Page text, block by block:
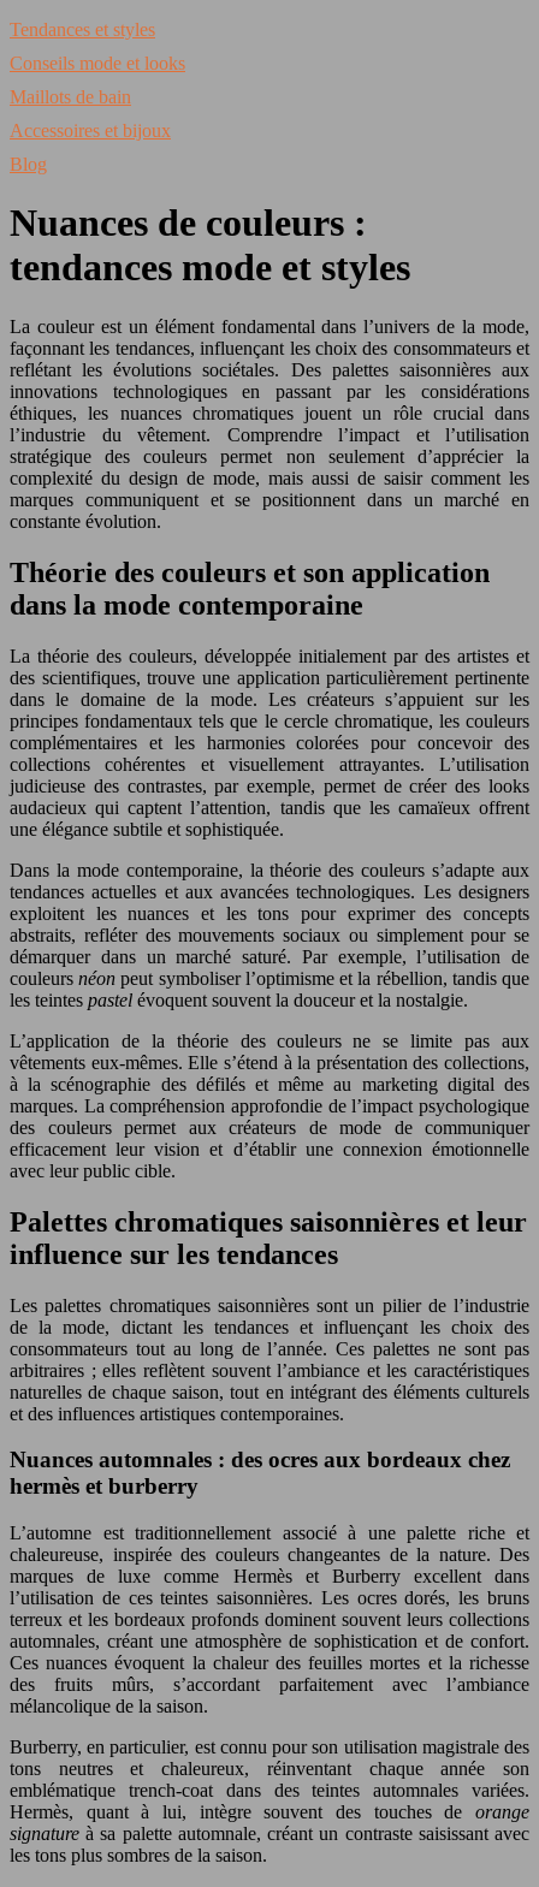
Tendances et styles
Conseils mode et looks
Maillots de bain
Accessoires et bijoux
Blog
Nuances de couleurs :
tendances mode et styles
La couleur est un élément fondamental dans l’univers de la mode,
façonnant les tendances, influençant les choix des consommateurs et
reflétant les évolutions sociétales. Des palettes saisonnières aux
innovations technologiques en passant par les considérations
éthiques, les nuances chromatiques jouent un rôle crucial dans
l’industrie du vêtement. Comprendre l’impact et l’utilisation
stratégique des couleurs permet non seulement d’apprécier la
complexité du design de mode, mais aussi de saisir comment les
marques communiquent et se positionnent dans un marché en
constante évolution.
Théorie des couleurs et son application
dans la mode contemporaine
La théorie des couleurs, développée initialement par des artistes et
des scientifiques, trouve une application particulièrement pertinente
dans le domaine de la mode. Les créateurs s’appuient sur les
principes fondamentaux tels que le cercle chromatique, les couleurs
complémentaires et les harmonies colorées pour concevoir des
collections cohérentes et visuellement attrayantes. L’utilisation
judicieuse des contrastes, par exemple, permet de créer des looks
audacieux qui captent l’attention, tandis que les camaïeux offrent
une élégance subtile et sophistiquée.
Dans la mode contemporaine, la théorie des couleurs s’adapte aux
tendances actuelles et aux avancées technologiques. Les designers
exploitent les nuances et les tons pour exprimer des concepts
abstraits, refléter des mouvements sociaux ou simplement pour se
démarquer dans un marché saturé. Par exemple, l’utilisation de
couleursnéonpeut symboliser l’optimisme et la rébellion, tandis que
les teintes pastel évoquent souvent la douceur et la nostalgie.
L’application de la théorie des couleurs ne se limite pas aux
vêtements eux-mêmes. Elle s’étend à la présentation des collections,
à la scénographie des défilés et même au marketing digital des
marques. La compréhension approfondie de l’impact psychologique
des couleurs permet aux créateurs de mode de communiquer
efficacement leur vision et d’établir une connexion émotionnelle
avec leur public cible.
Palettes chromatiques saisonnières et leur
influence sur les tendances
Les palettes chromatiques saisonnières sont un pilier de l’industrie
de la mode, dictant les tendances et influençant les choix des
consommateurs tout au long de l’année. Ces palettes ne sont pas
arbitraires ; elles reflètent souvent l’ambiance et les caractéristiques
naturelles de chaque saison, tout en intégrant des éléments culturels
et des influences artistiques contemporaines.
Nuances automnales : des ocres aux bordeaux chez
hermès et burberry
L’automne est traditionnellement associé à une palette riche et
chaleureuse, inspirée des couleurs changeantes de la nature. Des
marques de luxe comme Hermès et Burberry excellent dans
l’utilisation de ces teintes saisonnières. Les ocres dorés, les bruns
terreux et les bordeaux profonds dominent souvent leurs collections
automnales, créant une atmosphère de sophistication et de confort.
Ces nuances évoquent la chaleur des feuilles mortes et la richesse
des fruits mûrs, s’accordant parfaitement avec l’ambiance
mélancolique de la saison.
Burberry, en particulier, est connu pour son utilisation magistrale des
tons neutres et chaleureux, réinventant chaque année son
emblématique trench-coat dans des teintes automnales variées.
Hermès, quant à lui, intègre souvent des touches de orange
signatureà sa palette automnale, créant un contraste saisissant avec
les tons plus sombres de la saison.